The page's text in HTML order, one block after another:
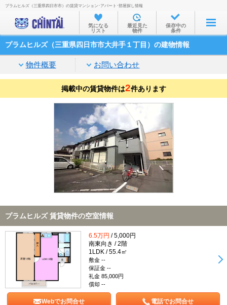
お部屋を探す
沿線・駅から
家賃相場から
通勤通学時間から
物件特集から
不動産会社から
TOP
プラムヒルズ（三重県四日市市）の賃貸マンション･アパート･部屋探し情報
気になる
リスト
最近見た
物件
保存中の
条件
プラムヒルズ（三重県四日市市大井手１丁目）の建物情報
物件概要 お問い合わせ
掲載中の賃貸物件は2件あります
プラムヒルズ 賃貸物件の空室情報
6.5万円 / 5,000円
南東向き / 2階
1LDK / 55.4㎡
敷金 --
保証金 --
礼金 85,000円
償却 --
Webでお問合せ 電話でお問合せ